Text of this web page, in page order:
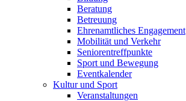
Beratung
Betreuung
Ehrenamtliches Engagement
Mobilität und Verkehr
Seniorentreffpunkte
Sport und Bewegung
Eventkalender
Kultur und Sport
Veranstaltungen